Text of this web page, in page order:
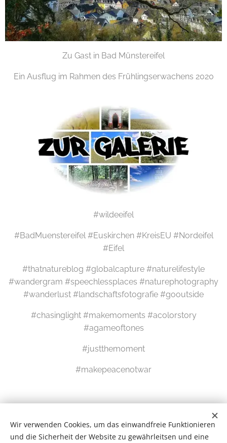
Zu Gast in Bad Münstereifel
Ein Ausflug im Rahmen des Frühlingserwachens 2020
#wildeeifel
#BadMuenstereifel #Euskirchen #KreisEU #Nordeifel
#Eifel
#thatnatureblog #globalcapture #naturelifestyle
#wandergram #speechlessplaces #naturephotography
#wanderlust #landschaftsfotografie #gooutside
#chasinglight #makemoments #acolorstory
#agameoftones
#justthemoment
#makepeacenotwar
Wir verwenden Cookies, um das einwandfreie Funktionieren
und die Sicherheit der Website zu gewährleitsen und eine